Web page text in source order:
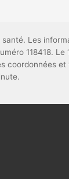
Les
118418. Le
coordonnées et